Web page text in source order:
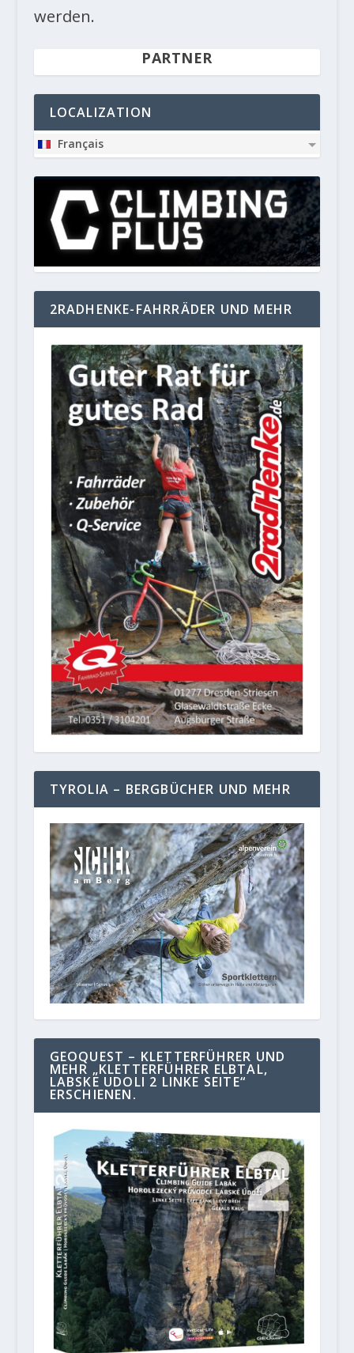
werden.
PARTNER
LOCALIZATION
Français
2RADHENKE-FAHRRÄDER UND MEHR
TYROLIA – BERGBÜCHER UND MEHR
GEOQUEST – KLETTERFÜHRER UND
MEHR „KLETTERFÜHRER ELBTAL,
LABSKE UDOLI 2 LINKE SEITE“
ERSCHIENEN.